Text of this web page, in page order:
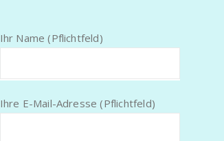
Ihr Name (Pflichtfeld)
Ihre E-Mail-Adresse (Pflichtfeld)